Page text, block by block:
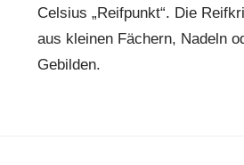
Celsius „Reifpunkt“. Die
aus kleinen Fächern, Nadeln
Gebilden.